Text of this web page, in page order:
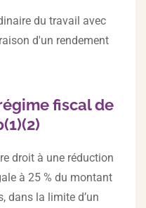
du travail avec
d'un rendement
fiscal de
droit à une réduction
à 25 % du montant
dans la limite d’un